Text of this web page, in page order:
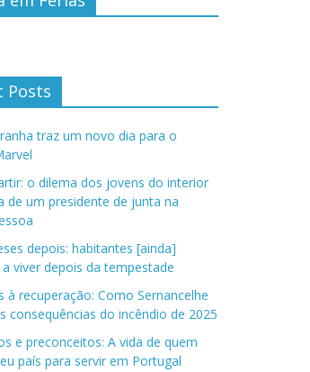
Posts
traz um novo dia para o
o dilema dos jovens do interior
de um presidente de junta na
depois: habitantes [ainda]
viver depois da tempestade
à recuperação: Como Sernancelhe
consequências do incêndio de 2025
e preconceitos: A vida de quem
país para servir em Portugal